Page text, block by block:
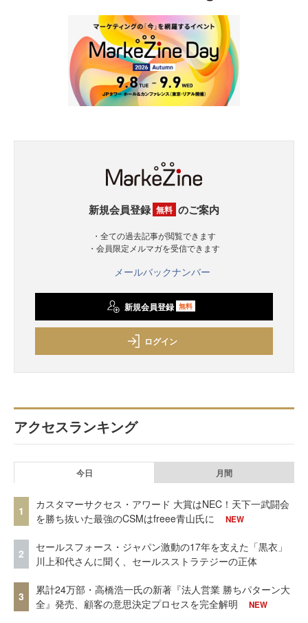
新規会員登録 無料 のご案内
・全ての過去記事が閲覧できます
・会員限定メルマガを受信できます
メールバックナンバー
新規会員登録 無料
ログイン
アクセスランキング
今日 月間
1
カスタマーサクセス・アワード 大賞はNEC！天下一武闘会
を勝ち抜いた最強のCSMはfreee青山氏に
NEW
2
セールスフォース・ジャパン激動の17年を支えた「黒衣」
川上和代さんに聞く、セールスストラテジーの正体
3
累計24万部・高橋浩一氏の新著『法人営業 勝ちパターン大
全』発売、顧客の意思決定プロセスを完全解明
NEW